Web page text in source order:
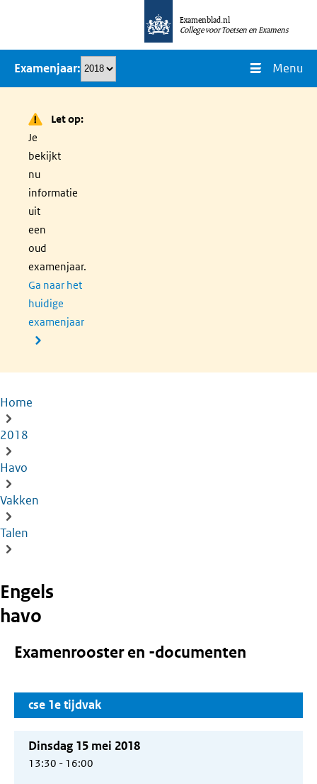
naar
inhoud
Examenblad.nl
College voor Toetsen en Examens
Examenjaar Menu
Let op:
Je
bekijkt
nu
informatie
uit
een
oud
examenjaar.
Ga naar het
huidige
examenjaar
Kruimelpad
Home
2018
Havo
Vakken
Talen
Engels
havo
Examenrooster en -documenten
cse 1e tijdvak
Dinsdag 15 mei 2018
13:30 - 16:00